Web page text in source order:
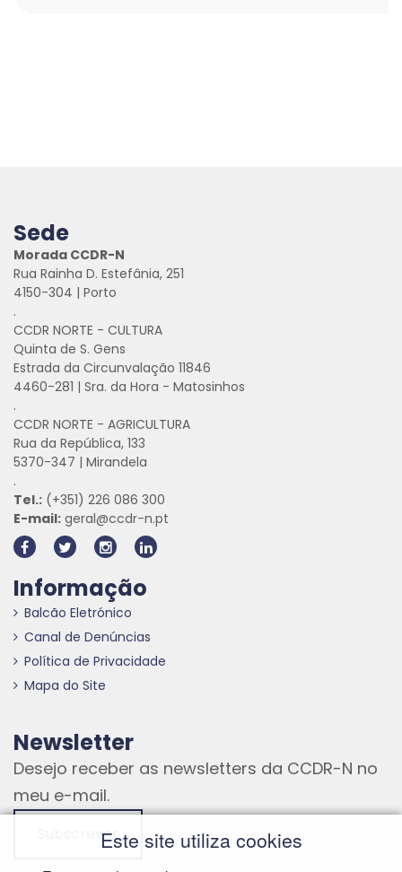
Sede
Morada CCDR-N
Rua Rainha D. Estefânia, 251
4150-304 | Porto
.
CCDR NORTE - CULTURA
Quinta de S. Gens
Estrada da Circunvalação 11846
4460-281 | Sra. da Hora - Matosinhos
.
CCDR NORTE - AGRICULTURA
Rua da República, 133
5370-347 | Mirandela
.
Tel.: (+351) 226 086 300
E-mail: geral@ccdr-n.pt
Informação
Balcão Eletrónico
Canal de Denúncias
Política de Privacidade
Mapa do Site
Newsletter
Desejo receber as newsletters da CCDR-N no
meu e-mail.
SubscreverEste site utiliza cookies